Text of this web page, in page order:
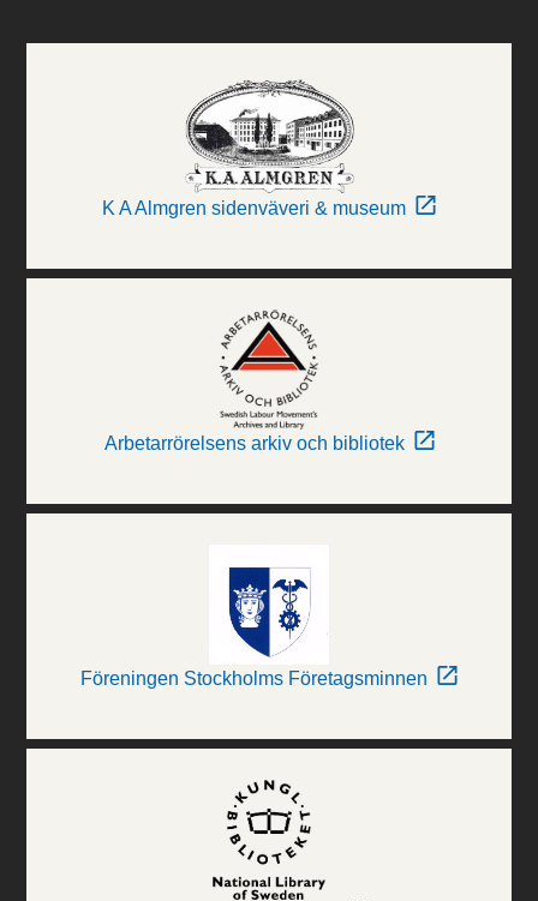
K A Almgren sidenväveri & museum
Arbetarrörelsens arkiv och bibliotek
Föreningen Stockholms Företagsminnen